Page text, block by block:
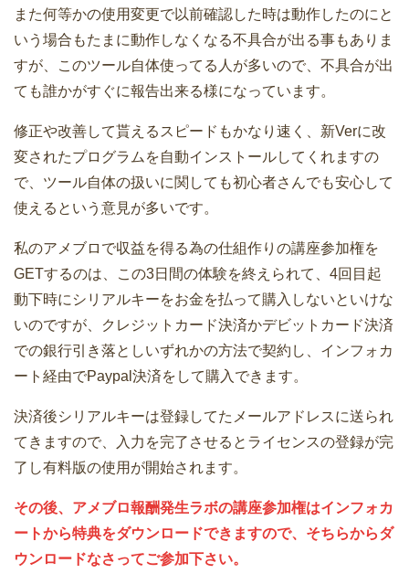
また何等かの使用変更で以前確認した時は動作したのにと
いう場合もたまに動作しなくなる不具合が出る事もありま
すが、このツール自体使ってる人が多いので、不具合が出
ても誰かがすぐに報告出来る様になっています。
修正や改善して貰えるスピードもかなり速く、新Verに改
変されたプログラムを自動インストールしてくれますの
で、ツール自体の扱いに関しても初心者さんでも安心して
使えるという意見が多いです。
私のアメブロで収益を得る為の仕組作りの講座参加権を
GETするのは、この3日間の体験を終えられて、4回目起
動下時にシリアルキーをお金を払って購入しないといけな
いのですが、クレジットカード決済かデビットカード決済
での銀行引き落としいずれかの方法で契約し、インフォカ
ート経由でPaypal決済をして購入できます。
決済後シリアルキーは登録してたメールアドレスに送られ
てきますので、入力を完了させるとライセンスの登録が完
了し有料版の使用が開始されます。
その後、アメブロ報酬発生ラボの講座参加権はインフォカ
ートから特典をダウンロードできますので、そちらからダ
ウンロードなさってご参加下さい。